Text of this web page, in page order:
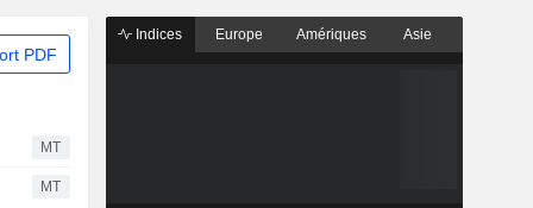
PDF
MT
MT
Indices Europe Amériques Asie